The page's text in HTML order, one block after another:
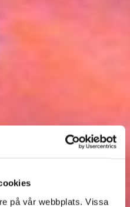
på vår webbplats. Vissa